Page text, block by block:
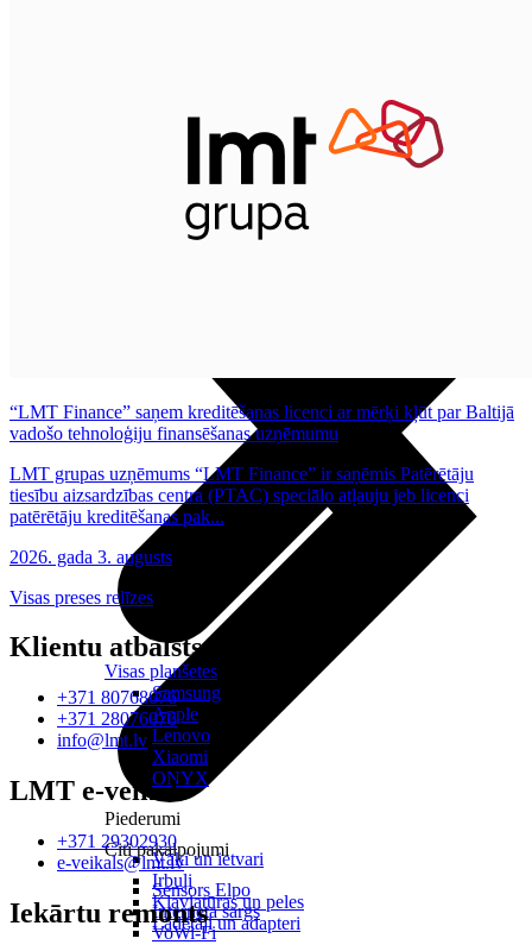
Kur nopirkt
Kā kļūt par LMT klientu
eSIM tehnoloģija
Citi pakalpojumi
Sensors Elpo
Interneta sargs
VoWi-Fi
Visas planšetes
Samsung
Apple
Lenovo
Xiaomi
ONYX
Piederumi
Vāki un ietvari
Irbuļi
Klaviatūras un peles
Lādētāji un adapteri
“LMT Finance” saņem kreditēšanas licenci ar mērķi kļūt par Baltijā
vadošo tehnoloģiju finansēšanas uzņēmumu
LMT grupas uzņēmums “LMT Finance” ir saņēmis Patērētāju
tiesību aizsardzības centra (PTAC) speciālo atļauju jeb licenci
patērētāju kreditēšanas pak...
2026. gada 3. augusts
Visas preses relīzes
Klientu atbalsts
+371 80768076
+371 28076076
info@lmt.lv
LMT e-veikals
+371 29302930
e-veikals@lmt.lv
Iekārtu remonts